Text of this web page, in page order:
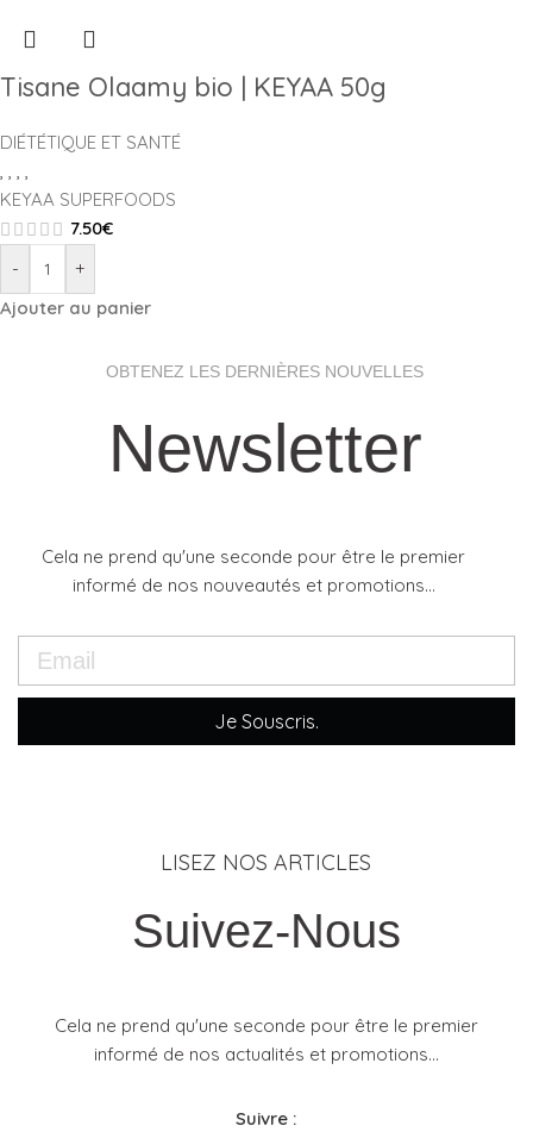
Tisane Olaamy bio | KEYAA 50g
DIÉTÉTIQUE ET SANTÉ
, , , ,
KEYAA SUPERFOODS
7.50€
-
+
Ajouter au panier
OBTENEZ LES DERNIÈRES NOUVELLES
Newsletter
Cela ne prend qu'une seconde pour être le premier
informé de nos nouveautés et promotions...
Je Souscris.
LISEZ NOS ARTICLES
Suivez-Nous
Cela ne prend qu'une seconde pour être le premier
informé de nos actualités et promotions...​
Suivre :